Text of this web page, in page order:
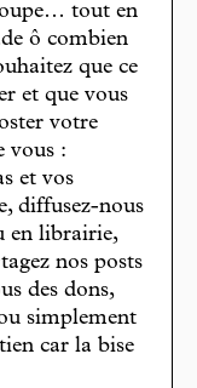
tout en
ô combien
que ce
et que vous
votre
vous :
et vos
diffusez-nous
en librairie,
nos posts
des dons,
simplement
car la bise